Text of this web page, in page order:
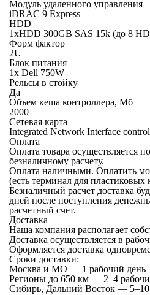
Модуль удаленного управления
iDRAC 9 Express
HDD
1xHDD 300GB SAS 15k (до 8
Форм фактор
2U
Блок питания
1x Dell 750W
Рельсы в стойку
Да
Объем кеша контроллера, Мб
2000
Сетевая карта
Integrated Network Interface
Оплата
Оплата товара осуществляется
безналичному расчету.
Оплата наличными. Оплатить
(есть терминал для
Безналичный расчет доставка
дней после поступления
расчетный счет.
Доставка
Наша компания располагает
Доставка осуществляется в
Оформляется доставка
Сроки доставки:
Москва и МО — 1 рабочий день
Регионы до 650 км — 2–4
Сибирь, Дальний Восток — 5–10